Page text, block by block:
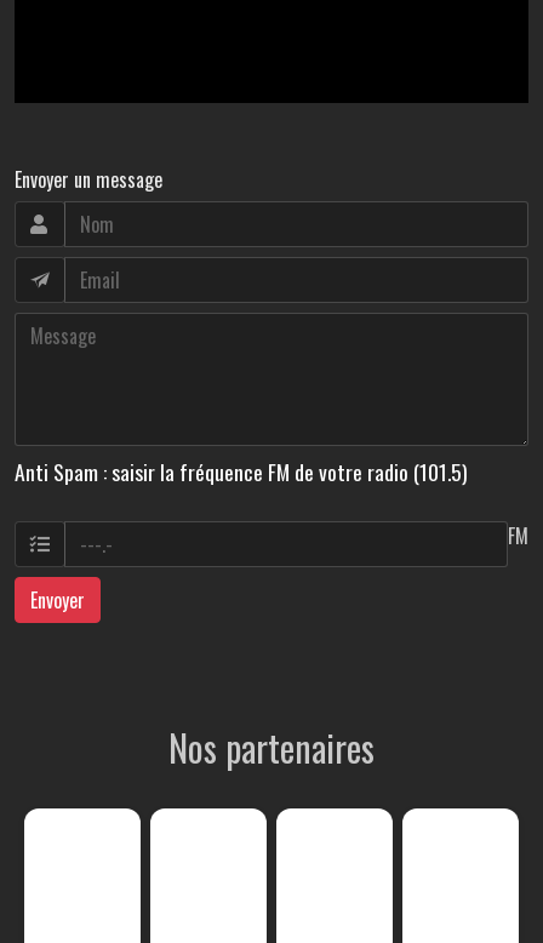
Envoyer un message
Anti Spam : saisir la fréquence FM de votre radio (101.5)
FM
Envoyer
Nos partenaires